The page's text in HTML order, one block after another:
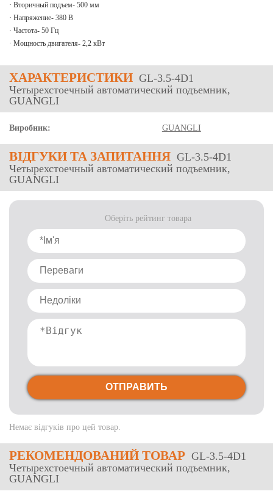
· Вторичный подъем- 500 мм
· Напряжение- 380 В
· Частота- 50 Гц
· Мощность двигателя- 2,2 кВт
ХАРАКТЕРИСТИКИ GL-3.5-4D1
Четырехстоечный автоматический подъемник,
GUANGLI
Виробник: GUANGLI
ВІДГУКИ ТА ЗАПИТАННЯ GL-3.5-4D1
Четырехстоечный автоматический подъемник,
GUANGLI
Немає відгуків про цей товар.
Оберіть рейтинг товара
ОТПРАВИТЬ
РЕКОМЕНДОВАНИЙ ТОВАР GL-3.5-4D1
Четырехстоечный автоматический подъемник,
GUANGLI